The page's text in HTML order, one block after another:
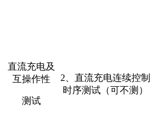
直流充电及
互操作性
测试
2、直流充电连续控制
时序测试（可不测）